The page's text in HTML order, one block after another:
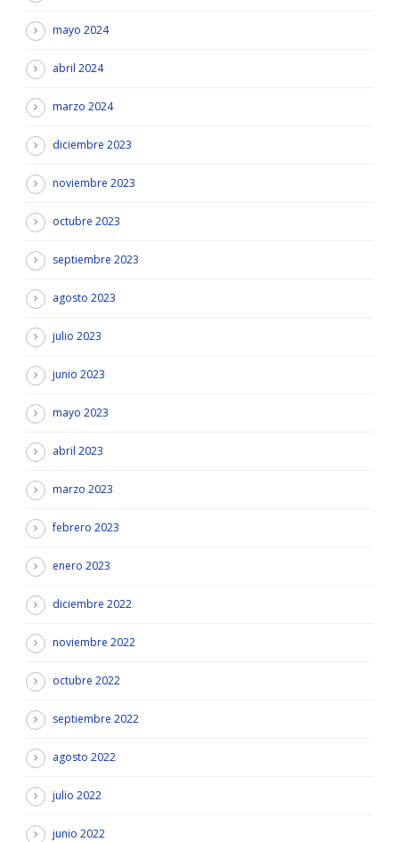
mayo 2024
abril 2024
marzo 2024
diciembre 2023
noviembre 2023
octubre 2023
septiembre 2023
agosto 2023
julio 2023
junio 2023
mayo 2023
abril 2023
marzo 2023
febrero 2023
enero 2023
diciembre 2022
noviembre 2022
octubre 2022
septiembre 2022
agosto 2022
julio 2022
junio 2022